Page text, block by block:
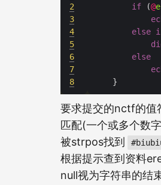
2
3
4
5
6
7
8
if (@
else
else
要求提交的nctf的值
匹配(一个或多个数
被strpos找到
根据提示查到资料
null视为字符串的结